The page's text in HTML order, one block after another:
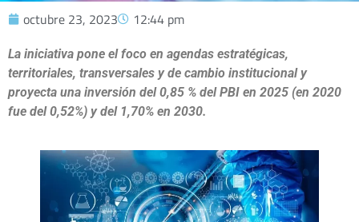
octubre 23, 2023 12:44 pm
La iniciativa pone el foco en agendas estratégicas,
territoriales, transversales y de cambio institucional y
proyecta una inversión del 0,85 % del PBI en 2025 (en 2020
fue del 0,52%) y del 1,70% en 2030.